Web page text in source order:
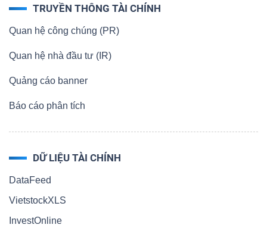
TRUYỀN THÔNG TÀI CHÍNH
Quan hệ công chúng (PR)
Quan hệ nhà đầu tư (IR)
Quảng cáo banner
Báo cáo phân tích
DỮ LIỆU TÀI CHÍNH
DataFeed
VietstockXLS
InvestOnline